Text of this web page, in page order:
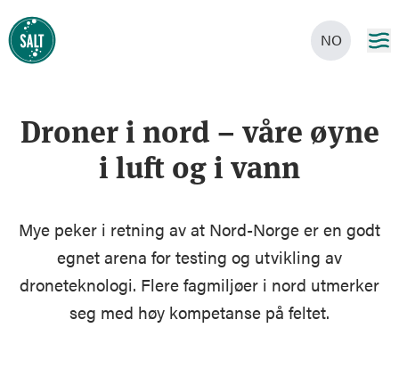
NO
Droner i nord – våre øyne
i luft og i vann
Mye peker i retning av at Nord-Norge er en godt
egnet arena for testing og utvikling av
droneteknologi. Flere fagmiljøer i nord utmerker
seg med høy kompetanse på feltet.